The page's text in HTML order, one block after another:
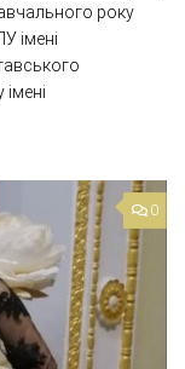
року
імені
0